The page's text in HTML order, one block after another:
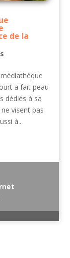
de la
a fait peau
dédiés à sa
visent pas
à...